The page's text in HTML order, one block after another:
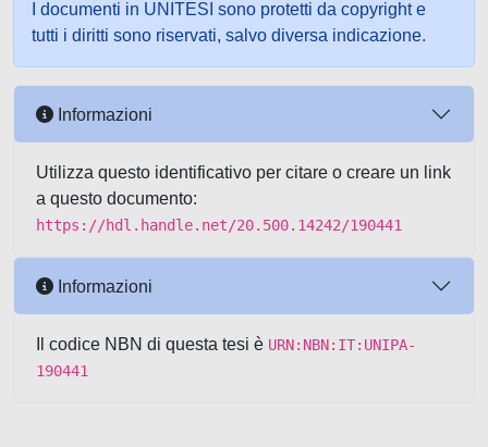
I documenti in UNITESI sono protetti da copyright e
tutti i diritti sono riservati, salvo diversa indicazione.
Informazioni
Utilizza questo identificativo per citare o creare un link
a questo documento:
https://hdl.handle.net/20.500.14242/190441
Informazioni
Il codice NBN di questa tesi è URN:NBN:IT:UNIPA-
190441